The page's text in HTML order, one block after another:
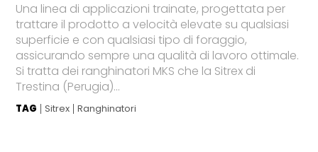
Una linea di applicazioni trainate, progettata per
trattare il prodotto a velocità elevate su qualsiasi
superficie e con qualsiasi tipo di foraggio,
assicurando sempre una qualità di lavoro ottimale.
Si tratta dei ranghinatori MKS che la Sitrex di
Trestina (Perugia)...
TAG Sitrex Ranghinatori